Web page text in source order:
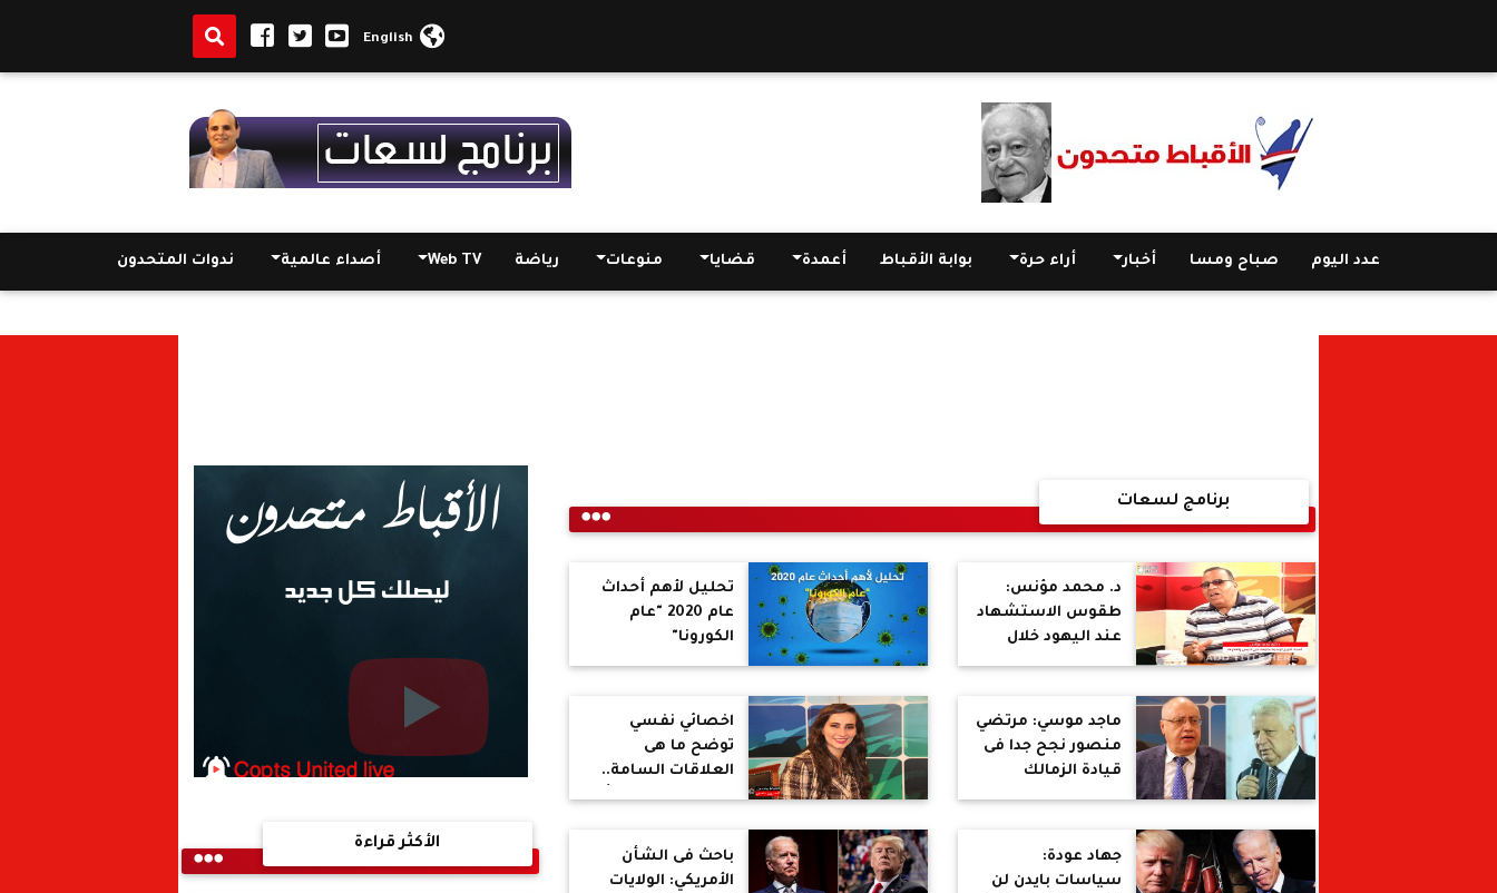
English
عدد اليوم صباح ومسا أخبار أراء حرة بوابة الأقباط أعمدة قضايا منوعات رياضة Web TV أصداء عالمية ندوات المتحدون
برنامج لسعات
د. محمد مؤنس:
طقوس الاستشهاد
عند اليهود خلال
الحمالات الصلبية
تحليل لأهم أحداث
عام 2020 "عام
الكورونا"
ماجد موسي: مرتضي
منصور نجح جدا فى
قيادة الزمالك
والدليل عدد
اخصائي نفسي
توضح ما هى
العلاقات السامة..
وعلامات تخبرك بأنه
المغادرة
جهاد عودة:
سياسات بايدن لن
باحث فى الشأن
الأمريكي: الولايات
الأكثر قراءة